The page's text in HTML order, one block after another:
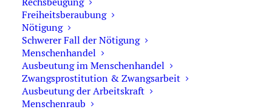
Freiheitsberaubung
Nötigung
Schwerer Fall der Nötigung
Menschenhandel
Ausbeutung im Menschenhandel
Zwangsprostitution & Zwangsarbeit
Ausbeutung der Arbeitskraft
Menschenraub
ihn ablehnen, kann die Polizei bei konkretem Verdacht
eine Blutentnahme veranlassen.
Muss ich einen Drogentest machen?
Nein. Urin- und Speicheltests sind grundsätzlich
freiwillig. Sie müssen auch keine körperlichen